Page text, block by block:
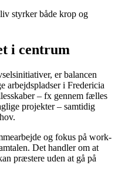
styrker både krop og
i centrum
er balancen
arbejdspladser i Fredericia
– fx gennem fælles
projekter – samtidig
og fokus på work-
Det handler om at
præstere uden at gå på